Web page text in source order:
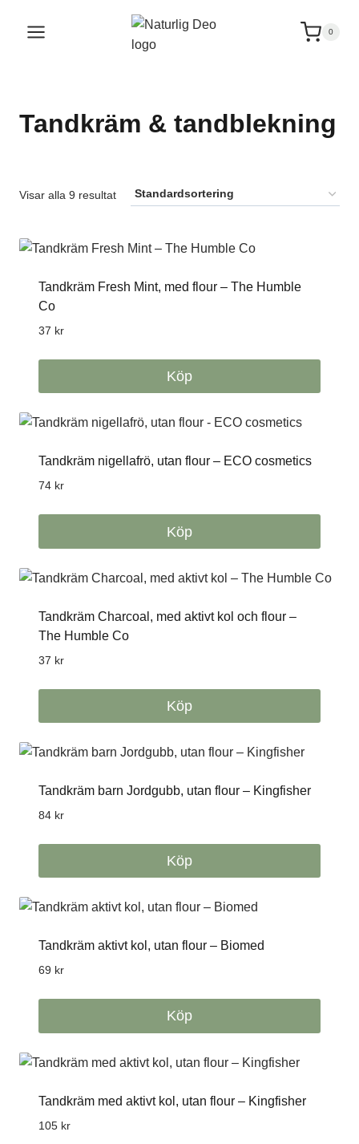
0
Tandkräm & tandblekning
Visar alla 9 resultat
Tandkräm Fresh Mint, med flour – The Humble
Co
37 kr
Köp
Tandkräm nigellafrö, utan flour – ECO cosmetics
74 kr
Köp
Tandkräm Charcoal, med aktivt kol och flour –
The Humble Co
37 kr
Köp
Tandkräm barn Jordgubb, utan flour – Kingfisher
84 kr
Köp
Tandkräm aktivt kol, utan flour – Biomed
69 kr
Köp
Tandkräm med aktivt kol, utan flour – Kingfisher
105 kr